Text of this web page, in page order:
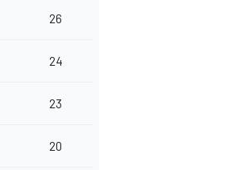
26
24
23
20